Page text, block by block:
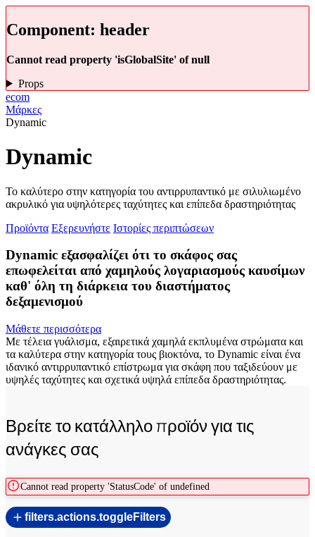
Component: header
Cannot read property 'isGlobalSite' of null
Props
ecom
Μάρκες
Dynamic
Dynamic
Το καλύτερο στην κατηγορία του αντιρρυπαντικό με σιλυλιωμένο
ακρυλικό για υψηλότερες ταχύτητες και επίπεδα δραστηριότητας
Προϊόντα Εξερευνήστε Ιστορίες περιπτώσεων
Dynamic εξασφαλίζει ότι το σκάφος σας
επωφελείται από χαμηλούς λογαριασμούς καυσίμων
καθ' όλη τη διάρκεια του διαστήματος
δεξαμενισμού
Μάθετε περισσότερα
Με τέλεια γυάλισμα, εξαιρετικά χαμηλά εκπλυμένα στρώματα και
τα καλύτερα στην κατηγορία τους βιοκτόνα, το Dynamic είναι ένα
ιδανικό αντιρρυπαντικό επίστρωμα για σκάφη που ταξιδεύουν με
υψηλές ταχύτητες και σχετικά υψηλά επίπεδα δραστηριότητας.
Βρείτε το κατάλληλο προϊόν για τις
ανάγκες σας
Cannot read property 'StatusCode' of undefined
filters.actions.toggleFilters